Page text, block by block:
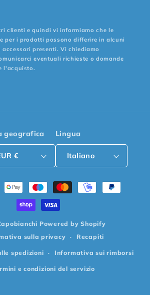
clienti e quindi vi informiamo che le
per i prodotti possono differire in alcuni
presenti. Vi chiediamo
eventuali richieste o domande
l'acquisto.
geografica
Italia | EUR €
Lingua
Italiano
Powered by Shopify
sulla privacy
Recapiti
spedizioni Informativa sui rimborsi
e condizioni del servizio